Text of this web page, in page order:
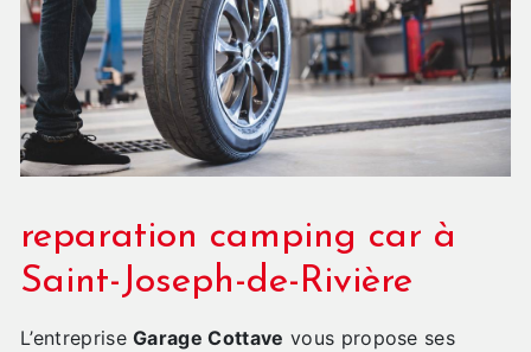
reparation camping car à
Saint-Joseph-de-Rivière
L’entrepriseGarage Cottave vous propose ses